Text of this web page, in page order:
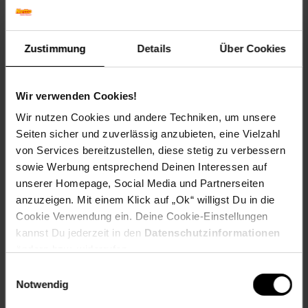
Zustimmung Details Über Cookies
Wir verwenden Cookies!
Wir nutzen Cookies und andere Techniken, um unsere
Seiten sicher und zuverlässig anzubieten, eine Vielzahl
von Services bereitzustellen, diese stetig zu verbessern
sowie Werbung entsprechend Deinen Interessen auf
unserer Homepage, Social Media und Partnerseiten
anzuzeigen. Mit einem Klick auf „Ok“ willigst Du in die
Cookie Verwendung ein. Deine Cookie-Einstellungen
kannst Du jederzeit in den Datenschutzinformationen
Notwendig
ABEC-9 Lager
Flaschenhalter
Weitere Informationen zum Artikel Byox Kinderroller Avatar
faltbar, Bremse, Flaschenhalter, verstellbar, ABEC-9:
Artikelgewicht: 6,6 kg
Maße Kinderroller: L 93 x B 52 x H 94 - 104 cm
(Lenkerhöhe)
Artikelmaße gefaltet: L 92 x B 16,5 x H 28 cm
Größe des Decks: L 470 x B 160 mm
Abmessungen der Räder 200 x 30 mm
EU-Verantwortlicher:Moni Trade Ltd. Bojurka